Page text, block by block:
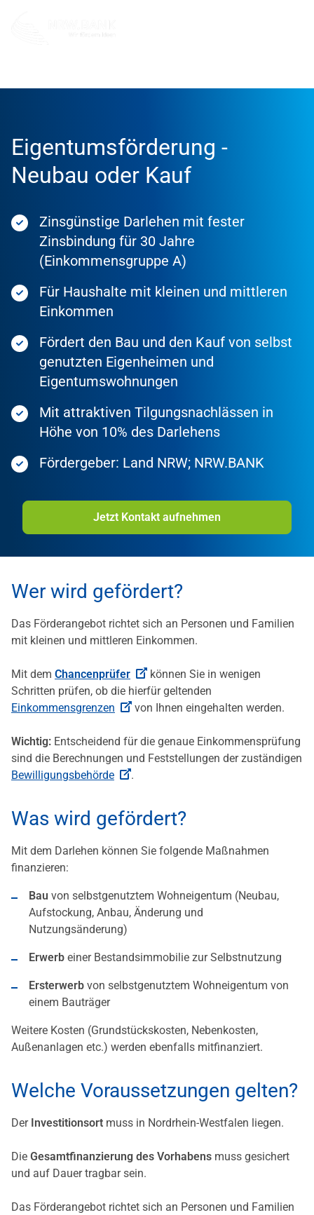
Eigentumsförderung -
Neubau oder Kauf
Zinsgünstige Darlehen mit fester
Zinsbindung für 30 Jahre
(Einkommensgruppe A)
Für Haushalte mit kleinen und mittleren
Einkommen
Fördert den Bau und den Kauf von selbst
genutzten Eigenheimen und
Eigentumswohnungen
Mit attraktiven Tilgungsnachlässen in
Höhe von 10% des Darlehens
Fördergeber: Land NRW; NRW.BANK
Jetzt Kontakt aufnehmen
Wer wird gefördert?
Das Förderangebot richtet sich an Personen und Familien
mit kleinen und mittleren Einkommen.
Mit dem Chancenprüfer
können Sie in wenigen
Schritten prüfen, ob die hierfür geltenden
Einkommensgrenzen
von Ihnen eingehalten werden.
Wichtig: Entscheidend für die genaue Einkommensprüfung
sind die Berechnungen und Feststellungen der zuständigen
Bewilligungsbehörde
.
Was wird gefördert?
Mit dem Darlehen können Sie folgende Maßnahmen
finanzieren:
Bau von selbstgenutztem Wohneigentum (Neubau,
Aufstockung, Anbau, Änderung und
Nutzungsänderung)
Erwerb einer Bestandsimmobilie zur Selbstnutzung
Ersterwerb von selbstgenutztem Wohneigentum von
einem Bauträger
Weitere Kosten (Grundstückskosten, Nebenkosten,
Außenanlagen etc.) werden ebenfalls mitfinanziert.
Welche Voraussetzungen gelten?
Der Investitionsort muss in Nordrhein-Westfalen liegen.
Die Gesamtfinanzierung des Vorhabens muss gesichert
und auf Dauer tragbar sein.
Das Förderangebot richtet sich an Personen und Familien